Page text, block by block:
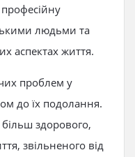
людьми та
аспектах життя.
проблем у
до їх подолання.
здорового,
звільненого від